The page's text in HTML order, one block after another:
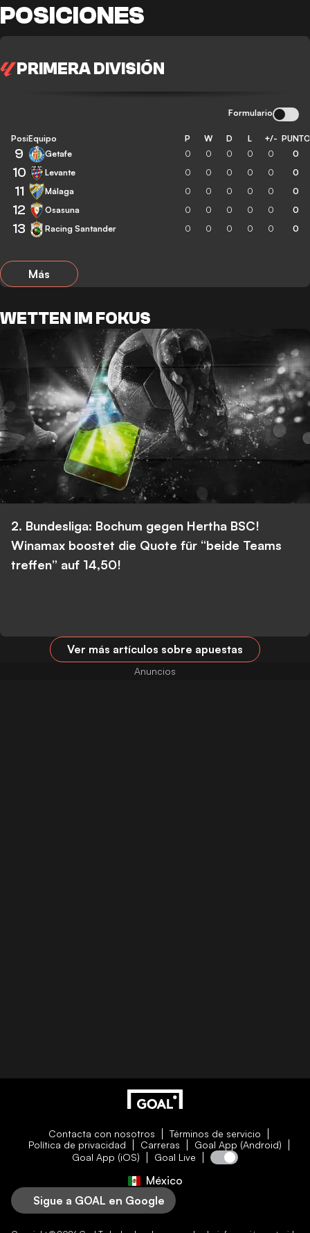
POSICIONES
PRIMERA DIVISIÓN
Formulario
Posición
Equipo P W D L +/-
9 Getafe 0 0 0 0 0 0
10 Levante 0 0 0 0 0 0
11 Málaga 0 0 0 0 0 0
12 Osasuna 0 0 0 0 0 0
13 Racing Santander 0 0 0 0 0 0
Más
WETTEN IM FOKUS
2. Bundesliga: Bochum gegen Hertha BSC!
Winamax boostet die Quote für “beide Teams
treffen” auf 14,50!
Ver más artículos sobre apuestas
Contacta con nosotros
Términos de servicio
Política de privacidad
Carreras
Goal App (Android)
Goal App (iOS)
Goal Live
México
Sigue a GOAL en Google